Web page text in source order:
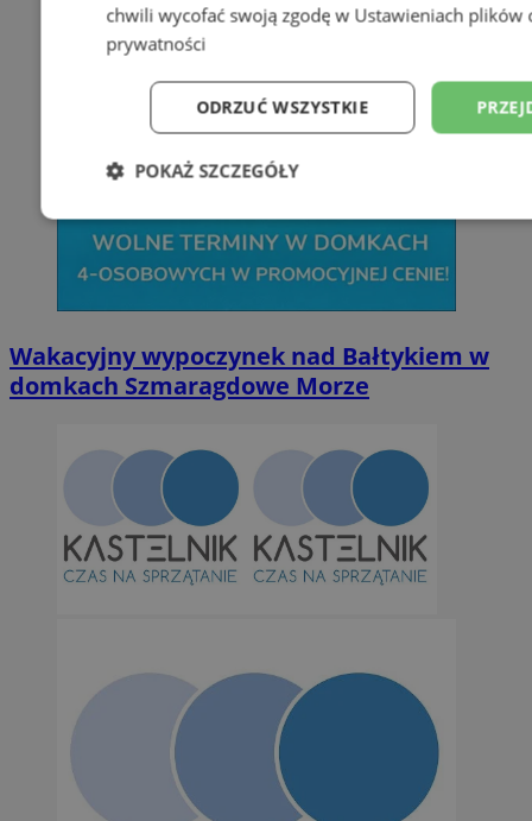
Wakacyjny wypoczynek nad Bałtykiem w
domkach Szmaragdowe Morze
chwili wycofać swoją zgodę w Ustawieniach plików
prywatności
ODRZUĆ WSZYSTKIE
POKAŻ SZCZEGÓŁY
Niezbędne Wydajność
Niesklasyfikowane
Niezbędne Wydajność Targetowanie
Niezbędne pliki cookie umożliwiają korzystanie z podstawowych
takich jak logowanie użytkownika i zarządzanie kontem. Bez
można prawidłowo korzystać ze strony internetowej.
QeSessID
MvSessID